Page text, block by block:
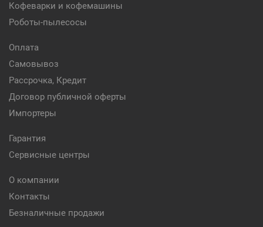
Кофеварки и кофемашины
Роботы-пылесосы
Оплата
Самовывоз
Рассрочка, Кредит
Договор публичной оферты
Импортеры
Гарантия
Сервисные центры
О компании
Контакты
Безналичные продажи